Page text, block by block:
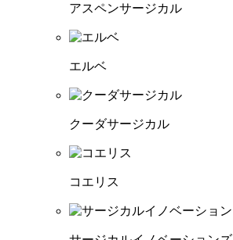
アスペンサージカル
エルベ
クーダサージカル
コエリス